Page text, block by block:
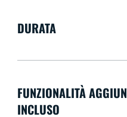
DURATA
FUNZIONALITÀ
INCLUSO